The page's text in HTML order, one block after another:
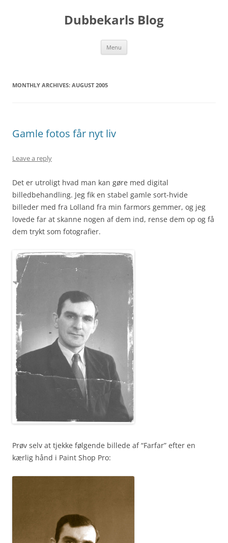
Dubbekarls Blog
Menu
MONTHLY ARCHIVES: AUGUST 2005
Gamle fotos får nyt liv
Leave a reply
Det er utroligt hvad man kan gøre med digital
billedbehandling. Jeg fik en stabel gamle sort-hvide
billeder med fra Lolland fra min farmors gemmer, og jeg
lovede far at skanne nogen af dem ind, rense dem op og få
dem trykt som fotografier.
Prøv selv at tjekke følgende billede af “Farfar” efter en
kærlig hånd i Paint Shop Pro: